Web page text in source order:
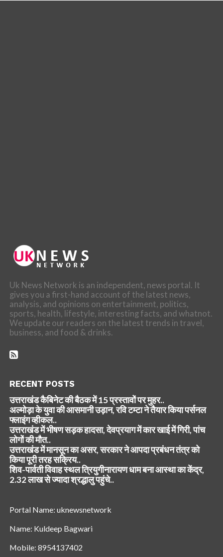
Uk News Network is an independent, news portal. It
gives you a first-hand account of the latest news,
analysis, and opinions on entertainment, politics,
sports, health, lifestyle, interesting facts, and whatnot.
We update our readers on the latest trends in travel,
business, and food & drinks.
RECENT POSTS
उत्तराखंड कैबिनेट की बैठक में 15 प्रस्तावों पर मुहर..
अल्मोड़ा के युवा की आसमानी उड़ान, रवि टम्टा ने तैयार किया पर्सनल
फ्लाइंग व्हीकल..
उत्तराखंड में भीषण सड़क हादसा, देवप्रयाग में कार खाई में गिरी, पांच
लोगों की मौत..
उत्तराखंड में मानसून का असर, सरकार ने आपदा प्रबंधन तंत्र को
किया पूरी तरह सक्रिय..
शिव-पार्वती विवाह स्थल त्रियुगीनारायण धाम बना आस्था का केंद्र,
2.32 लाख से ज्यादा श्रद्धालु पहुंचे..
Portal Name: uknewsnetwork
Name: Kuldeep Bagwari
Mobile: 8954137402